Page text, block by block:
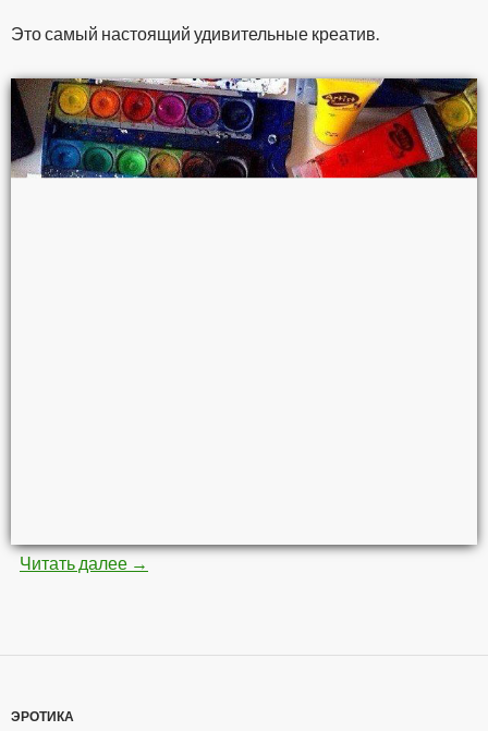
Это самый настоящий удивительные креатив.
Читать далее Невероятные картины кистью и красками
→
ЭРОТИКА